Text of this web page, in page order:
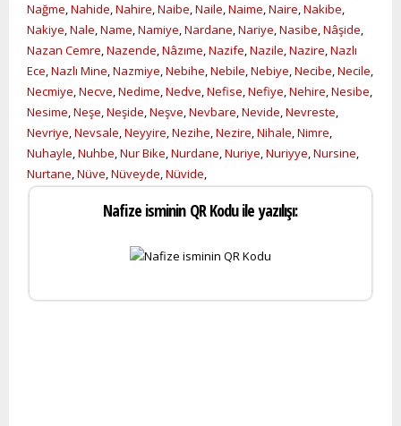
Nağme,Nahide,Nahire,Naibe,Naile,Naime,Naire,Nakibe,
Nakiye,Nale,Name,Namiye,Nardane,Nariye,Nasibe,Nâşide,
Nazan Cemre,Nazende,Nâzıme,Nazife,Nazile,Nazire,Nazlı
Ece,Nazlı Mine,Nazmiye,Nebihe,Nebile,Nebiye,Necibe,Necile,
Necmiye,Necve,Nedime,Nedve,Nefise,Nefiye,Nehire,Nesibe,
Nesime,Neşe,Neşide,Neşve,Nevbare,Nevide,Nevreste,
Nevriye,Nevsale,Neyyire,Nezihe,Nezire,Nihale,Nimre,
Nuhayle,Nuhbe,Nur Bike,Nurdane,Nuriye,Nuriyye,Nursine,
Nurtane,Nüve,Nüveyde,Nüvide,
Nafize isminin QR Kodu ile yazılışı: